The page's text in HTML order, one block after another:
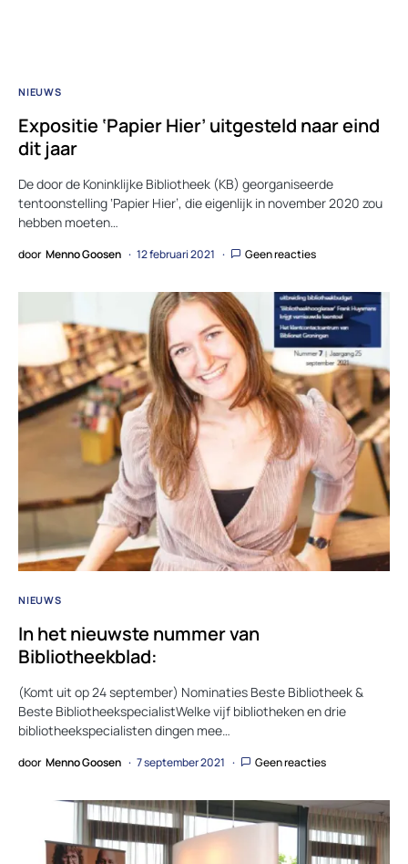
NIEUWS
Expositie ‘Papier Hier’ uitgesteld naar eind
dit jaar
De door de Koninklijke Bibliotheek (KB) georganiseerde
tentoonstelling ‘Papier Hier’, die eigenlijk in november 2020 zou
hebben moeten…
door Menno Goosen 12 februari 2021 Geen reacties
NIEUWS
In het nieuwste nummer van
Bibliotheekblad:
(Komt uit op 24 september) Nominaties Beste Bibliotheek &
Beste BibliotheekspecialistWelke vijf bibliotheken en drie
bibliotheekspecialisten dingen mee…
door Menno Goosen 7 september 2021 Geen reacties